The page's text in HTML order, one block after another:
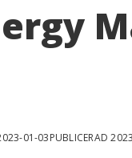
01-03PUBLICERAD